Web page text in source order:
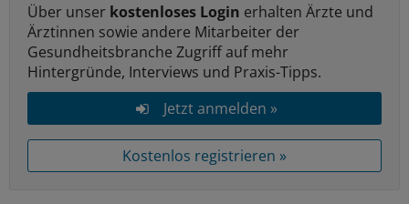
Über unser kostenloses Login erhalten Ärzte und
Ärztinnen sowie andere Mitarbeiter der
Gesundheitsbranche Zugriff auf mehr
Hintergründe, Interviews und Praxis-Tipps.
Jetzt anmelden »
Kostenlos registrieren »